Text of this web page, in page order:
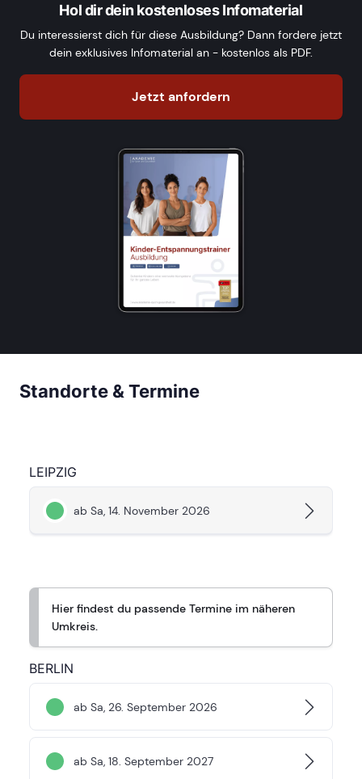
Hol dir dein kostenloses Infomaterial
Du interessierst dich für diese Ausbildung? Dann fordere jetzt
dein exklusives Infomaterial an - kostenlos als PDF.
Jetzt anfordern
Standorte & Termine
LEIPZIG
ab Sa, 14. November 2026
Hier findest du passende Termine im näheren
Umkreis.
BERLIN
ab Sa, 26. September 2026
ab Sa, 18. September 2027